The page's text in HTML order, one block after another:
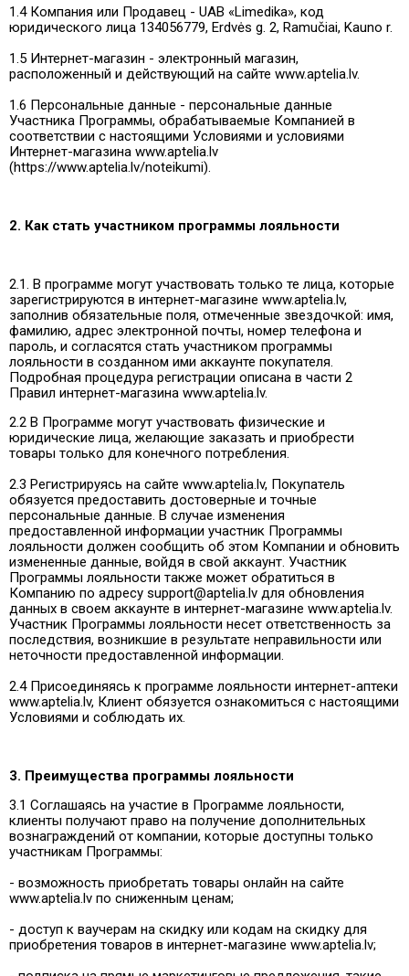
1.4 Компания или Продавец - UAB «Limedika», код
юридического лица 134056779, Erdvės g. 2, Ramučiai, Kauno r.
1.5 Интернет-магазин - электронный магазин,
расположенный и действующий на сайте www.aptelia.lv.
1.6 Персональные данные - персональные данные
Участника Программы, обрабатываемые Компанией в
соответствии с настоящими Условиями и условиями
Интернет-магазина www.aptelia.lv
(https://www.aptelia.lv/noteikumi).
2. Как стать участником программы лояльности
2.1. В программе могут участвовать только те лица, которые
зарегистрируются в интернет-магазине www.aptelia.lv,
заполнив обязательные поля, отмеченные звездочкой: имя,
фамилию, адрес электронной почты, номер телефона и
пароль, и согласятся стать участником программы
лояльности в созданном ими аккаунте покупателя.
Подробная процедура регистрации описана в части 2
Правил интернет-магазина www.aptelia.lv.
2.2 В Программе могут участвовать физические и
юридические лица, желающие заказать и приобрести
товары только для конечного потребления.
2.3 Регистрируясь на сайте www.aptelia.lv, Покупатель
обязуется предоставить достоверные и точные
персональные данные. В случае изменения
предоставленной информации участник Программы
лояльности должен сообщить об этом Компании и обновить
измененные данные, войдя в свой аккаунт. Участник
Программы лояльности также может обратиться в
Компанию по адресу support@aptelia.lv для обновления
данных в своем аккаунте в интернет-магазине www.aptelia.lv.
Участник Программы лояльности несет ответственность за
последствия, возникшие в результате неправильности или
неточности предоставленной информации.
2.4 Присоединяясь к программе лояльности интернет-аптеки
www.aptelia.lv, Клиент обязуется ознакомиться с настоящими
Условиями и соблюдать их.
3. Преимущества программы лояльности
3.1 Соглашаясь на участие в Программе лояльности,
клиенты получают право на получение дополнительных
вознаграждений от компании, которые доступны только
участникам Программы:
- возможность приобретать товары онлайн на сайте
www.aptelia.lv по сниженным ценам;
- доступ к ваучерам на скидку или кодам на скидку для
приобретения товаров в интернет-магазине www.aptelia.lv;